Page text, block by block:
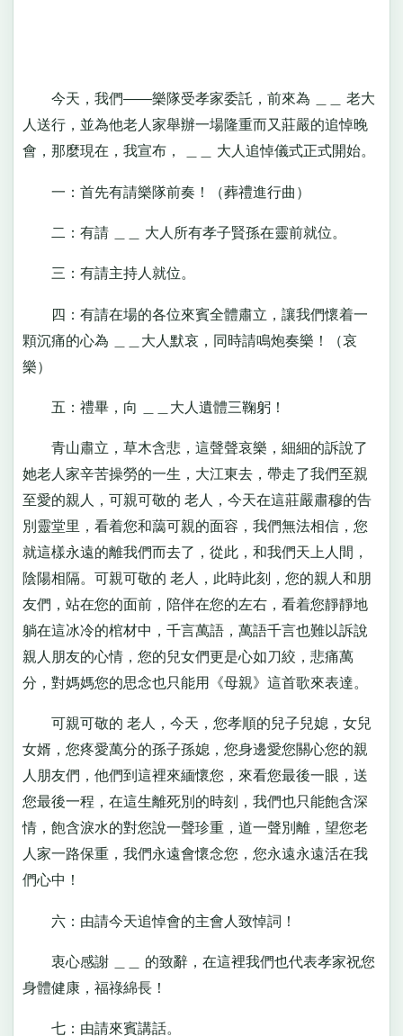
今天，我們——樂隊受孝家委託，前來為 ＿＿ 老大
人送行，並為他老人家舉辦一場隆重而又莊嚴的追悼晚
會，那麼現在，我宣布， ＿＿ 大人追悼儀式正式開始。
一：首先有請樂隊前奏！（葬禮進行曲）
二：有請 ＿＿ 大人所有孝子賢孫在靈前就位。
三：有請主持人就位。
四：有請在場的各位來賓全體肅立，讓我們懷着一
顆沉痛的心為 ＿＿大人默哀，同時請鳴炮奏樂！（哀
樂）
五：禮畢，向 ＿＿大人遺體三鞠躬！
青山肅立，草木含悲，這聲聲哀樂，細細的訴說了
她老人家辛苦操勞的一生，大江東去，帶走了我們至親
至愛的親人，可親可敬的 老人，今天在這莊嚴肅穆的告
別靈堂里，看着您和藹可親的面容，我們無法相信，您
就這樣永遠的離我們而去了，從此，和我們天上人間，
陰陽相隔。可親可敬的 老人，此時此刻，您的親人和朋
友們，站在您的面前，陪伴在您的左右，看着您靜靜地
躺在這冰冷的棺材中，千言萬語，萬語千言也難以訴說
親人朋友的心情，您的兒女們更是心如刀絞，悲痛萬
分，對媽媽您的思念也只能用《母親》這首歌來表達。
可親可敬的 老人，今天，您孝順的兒子兒媳，女兒
女婿，您疼愛萬分的孫子孫媳，您身邊愛您關心您的親
人朋友們，他們到這裡來緬懷您，來看您最後一眼，送
您最後一程，在這生離死別的時刻，我們也只能飽含深
情，飽含淚水的對您說一聲珍重，道一聲別離，望您老
人家一路保重，我們永遠會懷念您，您永遠永遠活在我
們心中！
六：由請今天追悼會的主會人致悼詞！
衷心感謝 ＿＿ 的致辭，在這裡我們也代表孝家祝您
身體健康，福祿綿長！
七：由請來賓講話。